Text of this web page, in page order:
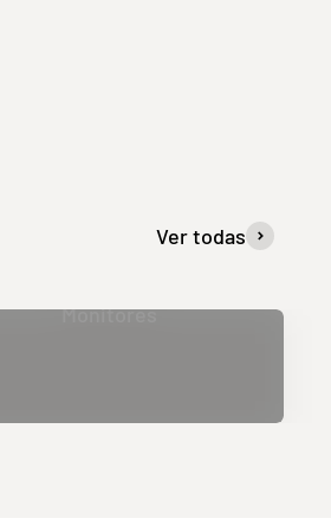
Ver todas
Monitores